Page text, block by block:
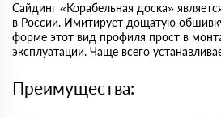
Сайдинг «Корабельная доска»
в России. Имитирует дощатую
форме этот вид профиля прост в
эксплуатации. Чаще всего
Преимущества: